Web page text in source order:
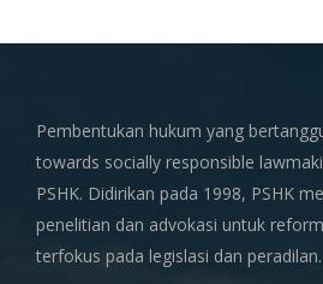
Pembentukan hukum yang
towards socially responsible
PSHK. Didirikan pada 1998, PSHK
penelitian dan advokasi untuk
terfokus pada legislasi dan peradilan.